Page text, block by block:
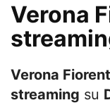
Verona
Verona
streaming su